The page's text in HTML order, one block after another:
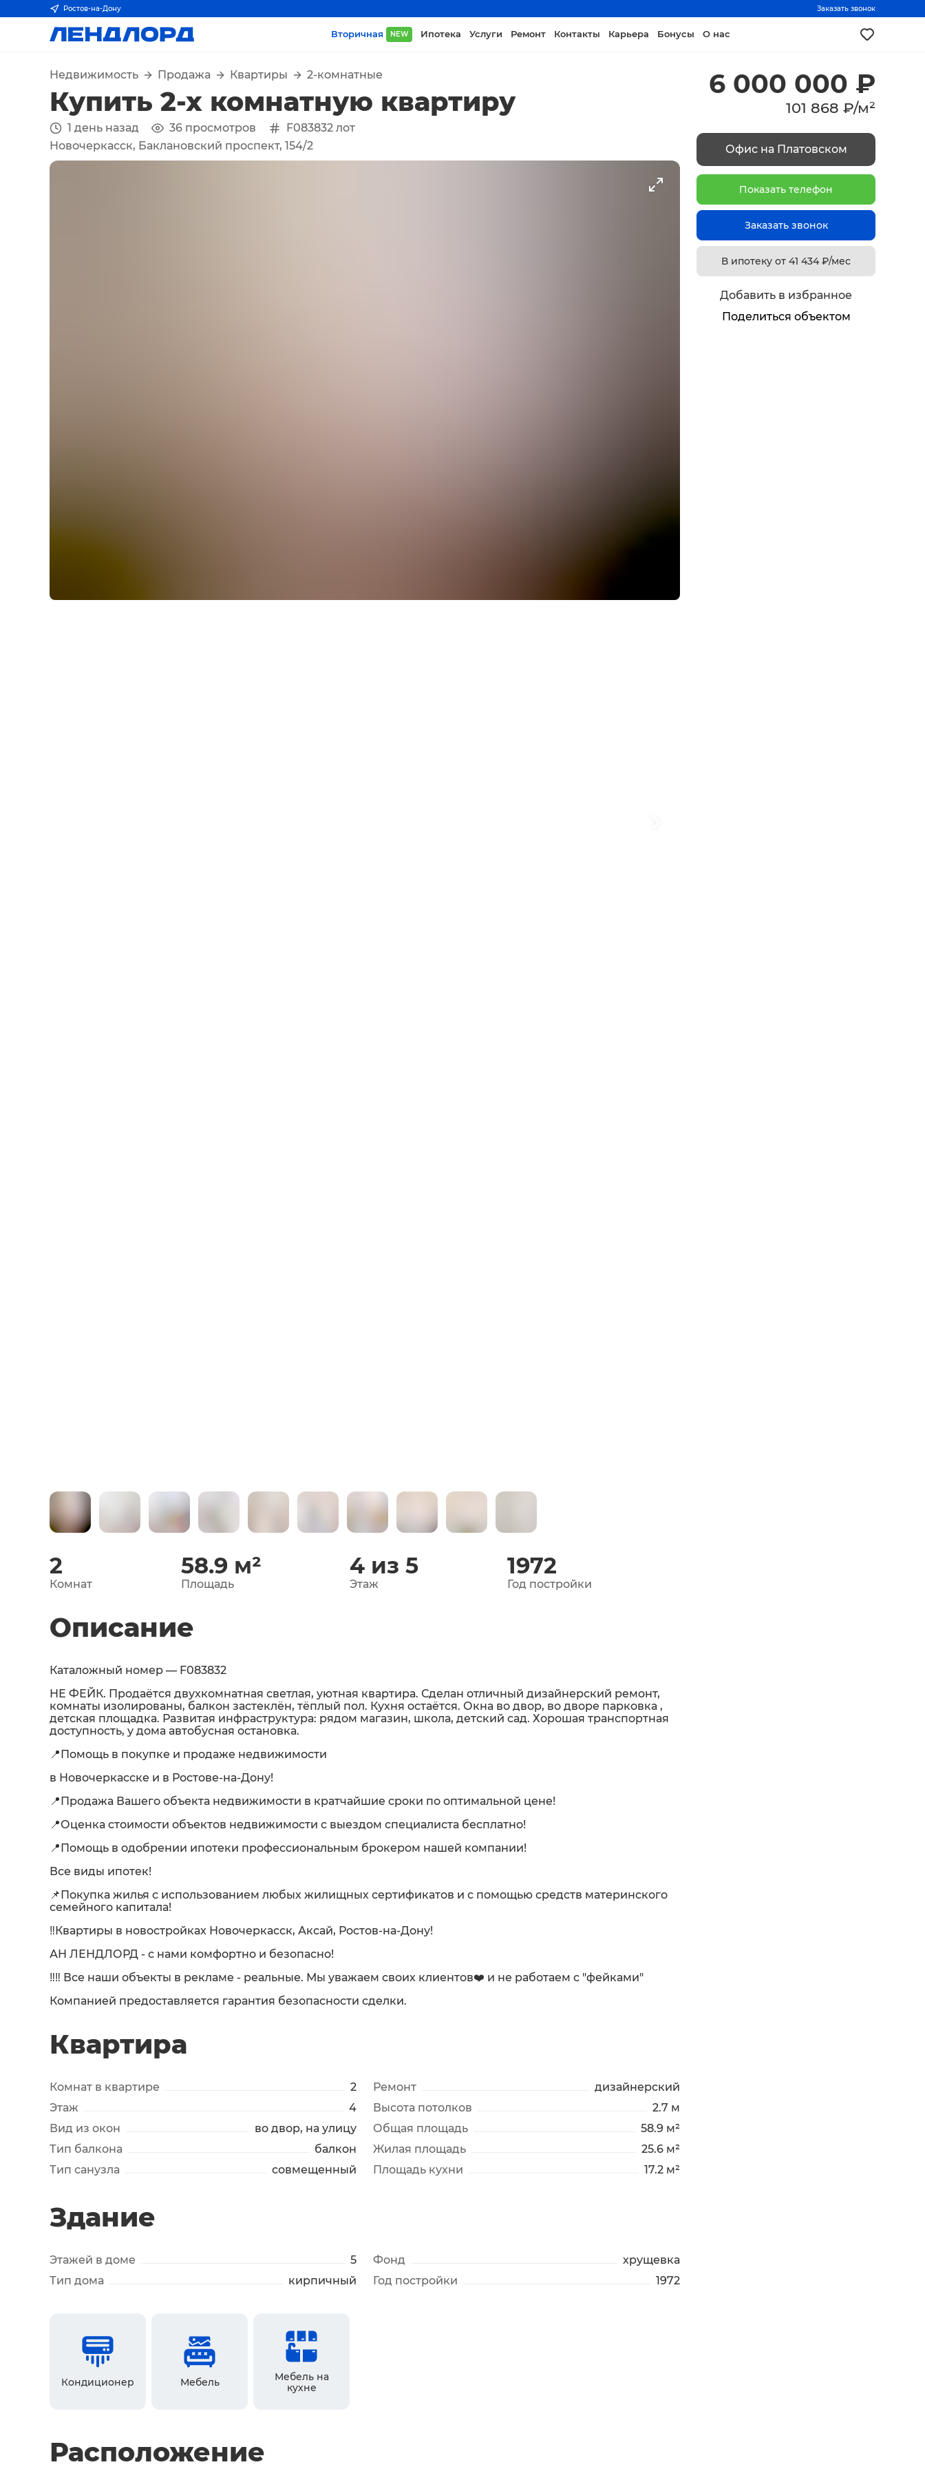
Ростов-на-Дону Заказать звонок
Вторичная NEW Ипотека Услуги Ремонт Контакты Карьера Бонусы О нас
Недвижимость Продажа Квартиры 2-комнатные
Купить 2-х комнатную квартиру
1 день назад 36 просмотров F083832 лот
Новочеркасск, Баклановский проспект, 154/2
2
Комнат
58.9 м²
Площадь
4 из 5
Этаж
1972
Год постройки
Описание
Каталожный номер — F083832
НЕ ФЕЙК. Продаётся двухкомнатная светлая, уютная квартира. Сделан отличный дизайнерский ремонт,
комнаты изолированы, балкон застеклён, тёплый пол. Кухня остаётся. Окна во двор, во дворе парковка ,
детская площадка. Развитая инфраструктура: рядом магазин, школа, детский сад. Хорошая транспортная
доступность, у дома автобусная остановка.
📍Помощь в покупке и продаже недвижимости
в Новочеркасске и в Ростове-на-Дону!
📍Продажа Вашего объекта недвижимости в кратчайшие сроки по оптимальной цене!
📍Оценка стоимости объектов недвижимости с выездом специалиста бесплатно!
📍Помощь в одобрении ипотеки профессиональным брокером нашей компании!
Все виды ипотек!
📌Покупка жилья с использованием любых жилищных сертификатов и с помощью средств материнского
семейного капитала!
‼️Квартиры в новостройках Новочеркасск, Аксай, Ростов-на-Дону!
АН ЛЕНДЛОРД - с нами комфортно и безопасно!
‼️‼️ Все наши объекты в рекламе - реальные. Мы уважаем своих клиентов❤️ и не работаем с "фейками"
Компанией предоставляется гарантия безопасности сделки.
Квартира
Комнат в квартире
2
Этаж
4
Вид из окон
во двор, на улицу
Тип балкона
балкон
Тип санузла
совмещенный
Ремонт
дизайнерский
Высота потолков
2.7 м
Общая площадь
58.9 м²
Жилая площадь
25.6 м²
Площадь кухни
17.2 м²
Здание
Этажей в доме
5
Тип дома
кирпичный
Фонд
хрущевка
Год постройки
1972
Кондиционер Мебель
Мебель на
кухне
Расположение
6 000 000 ₽
101 868 ₽/м²
Офис на Платовском
Показать телефон
Заказать звонок
В ипотеку от 41 434₽/мес
Добавить в избранное
Поделиться объектом